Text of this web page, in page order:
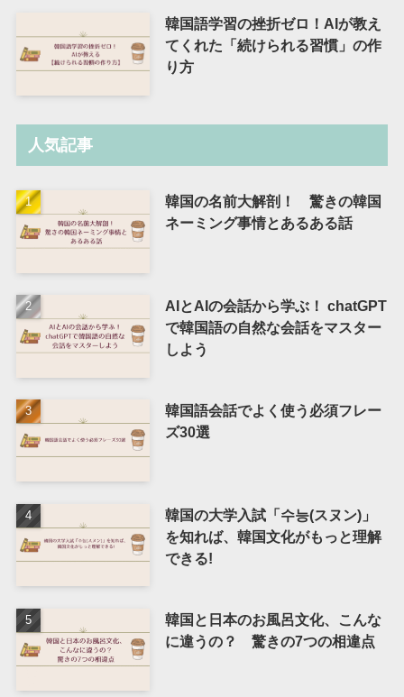
韓国語学習の挫折ゼロ！AIが教え
てくれた「続けられる習慣」の作
り方
人気記事
韓国の名前大解剖！ 驚きの韓国
ネーミング事情とあるある話
AIとAIの会話から学ぶ！ chatGPT
で韓国語の自然な会話をマスター
しよう
韓国語会話でよく使う必須フレー
ズ30選
韓国の大学入試「수능(スヌン)」
を知れば、韓国文化がもっと理解
できる!
韓国と日本のお風呂文化、こんな
に違うの？ 驚きの7つの相違点